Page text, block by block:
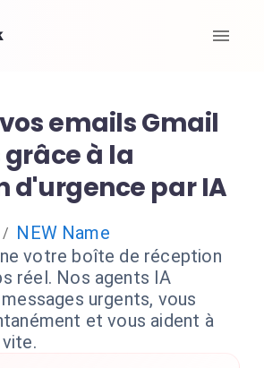
emails Gmail
à la
d'urgence par IA
/ NEW Name
votre boîte de réception
réel. Nos agents IA
urgents, vous
et vous aident à